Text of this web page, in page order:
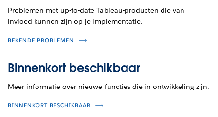
Problemen met up-to-date Tableau-producten die van
invloed kunnen zijn op je implementatie.
BEKENDE PROBLEMEN
Binnenkort beschikbaar
Meer informatie over nieuwe functies die in ontwikkeling zijn.
BINNENKORT BESCHIKBAAR